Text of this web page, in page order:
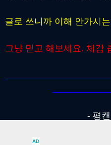
글로 쓰니까 이해 안가시
그냥 믿고 해보세요. 체감
- 평
AD